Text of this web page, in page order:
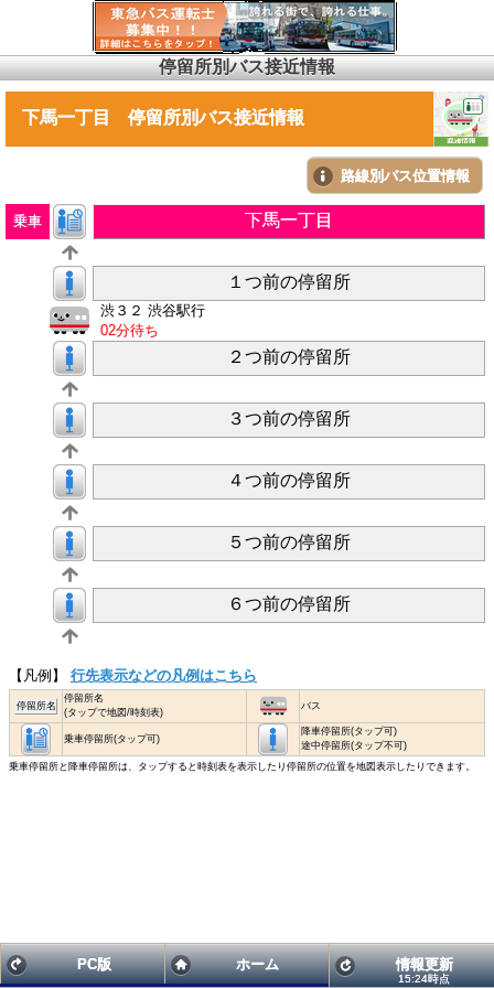
停留所別バス接近情報
下馬一丁目 停留所別バス接近情報
路線別バス位置情報
乗車 下馬一丁目
１つ前の停留所
渋３２ 渋谷駅行
02分待ち
２つ前の停留所
３つ前の停留所
４つ前の停留所
５つ前の停留所
６つ前の停留所
【凡例】 行先表示などの凡例はこちら
停留所名
停留所名
(タップで地図/時刻表)
バス
乗車停留所(タップ可)
降車停留所(タップ可)
途中停留所(タップ不可)
乗車停留所と降車停留所は、タップすると時刻表を表示したり停留所の位置を地図表示したりできます。
PC版 ホーム 情報更新
15:24時点